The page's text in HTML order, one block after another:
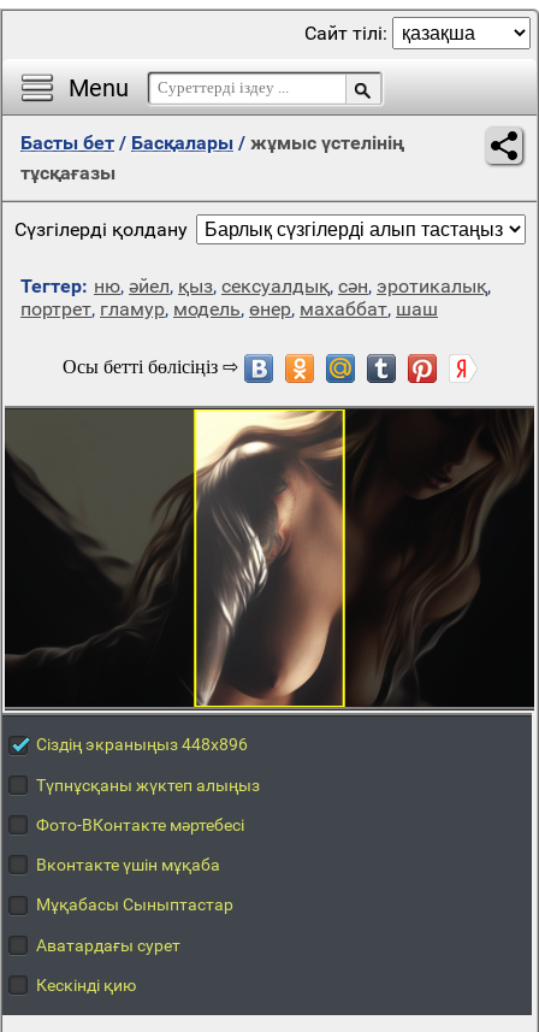
Menu
Сайт тілі:
Басты бет / Басқалары / жұмыс үстелінің
тұсқағазы
Сүзгілерді қолдану
Тегтер: ню, әйел, қыз, сексуалдық, сән, эротикалық,
портрет, гламур, модель, өнер, махаббат, шаш
Сіздің экраныңыз 448x896
Түпнұсқаны жүктеп алыңыз
Фото-ВКонтакте мәртебесі
Вконтакте үшін мұқаба
Мұқабасы Сыныптастар
Аватардағы сурет
Кескінді қию